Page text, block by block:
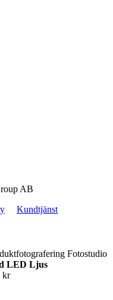
AB
Kundtjänst
LED Ljus
kr